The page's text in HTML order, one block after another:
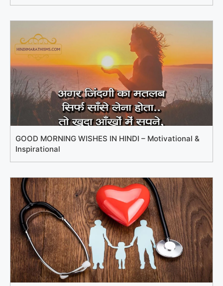
GOOD MORNING WISHES IN HINDI – Motivational &
Inspirational